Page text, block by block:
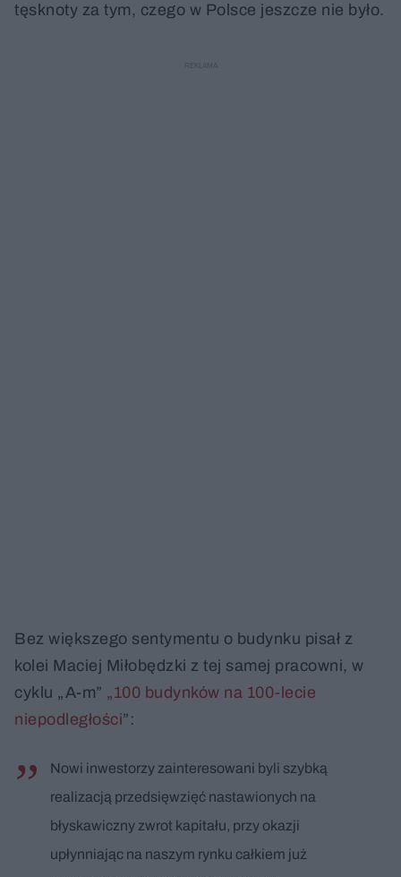
tęsknoty za tym, czego w Polsce jeszcze nie było.
Bez większego sentymentu o budynku pisał z
kolei Maciej Miłobędzki z tej samej pracowni, w
cyklu „A-m” „100 budynków na 100-lecie
niepodległości”:
Nowi inwestorzy zainteresowani byli szybką
realizacją przedsięwzięć nastawionych na
błyskawiczny zwrot kapitału, przy okazji
upłynniając na naszym rynku całkiem już